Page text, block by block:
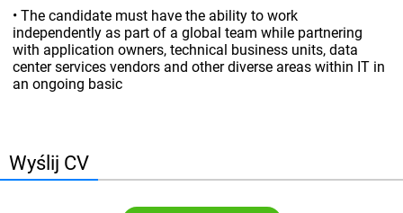
• The candidate must have the ability to work
independently as part of a global team while partnering
with application owners, technical business units, data
center services vendors and other diverse areas within IT in
an ongoing basic
Wyślij CV